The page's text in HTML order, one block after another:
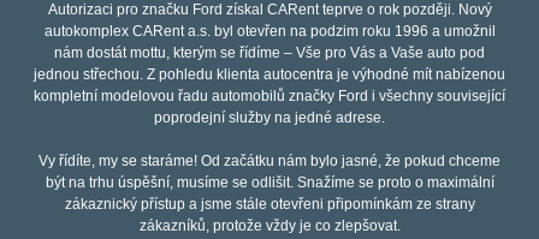
Autorizaci pro značku Ford získal CARent teprve o rok později. Nový
autokomplex CARent a.s. byl otevřen na podzim roku 1996 a umožnil
nám dostát mottu, kterým se řídíme – Vše pro Vás a Vaše auto pod
jednou střechou. Z pohledu klienta autocentra je výhodné mít nabízenou
kompletní modelovou řadu automobilů značky Ford i všechny související
poprodejní služby na jedné adrese.
Vy řídíte, my se staráme! Od začátku nám bylo jasné, že pokud chceme
být na trhu úspěšní, musíme se odlišit. Snažíme se proto o maximální
zákaznický přístup a jsme stále otevřeni připomínkám ze strany
zákazníků, protože vždy je co zlepšovat.